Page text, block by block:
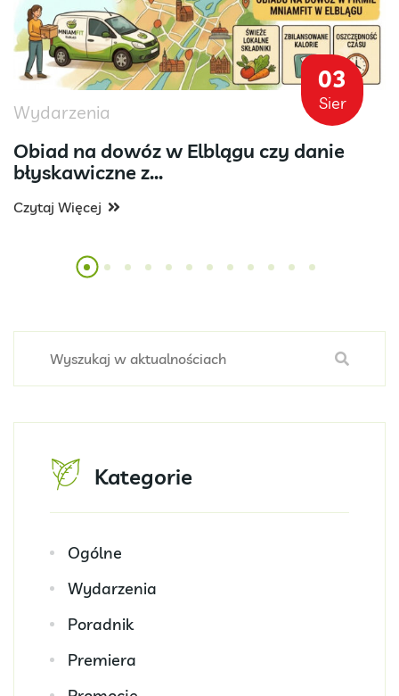
03
Sier
Wydarzenia
Obiad na dowóz w Elblągu czy danie
błyskawiczne z...
Czytaj Więcej
Kategorie
Ogólne
Wydarzenia
Poradnik
Premiera